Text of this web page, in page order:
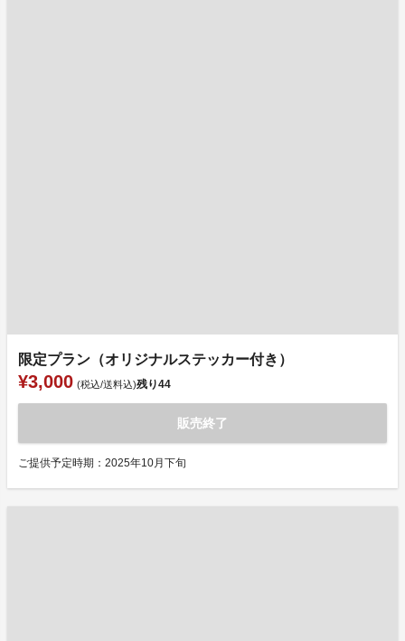
限定プラン（オリジナルステッカー付き）
¥3,000 (税込/送料込)残り44
販売終了
ご提供予定時期：2025年10月下旬